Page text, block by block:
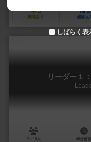
3
興味あり
2
経験あり
リーダー１
2～10人 45分前後
しばらく表